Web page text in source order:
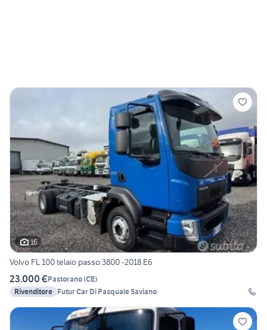
16
Volvo FL 100 telaio passo 3800 -2018 E6
23.000 €Pastorano(CE)
Rivenditore Futur Car Di Pasquale Saviano